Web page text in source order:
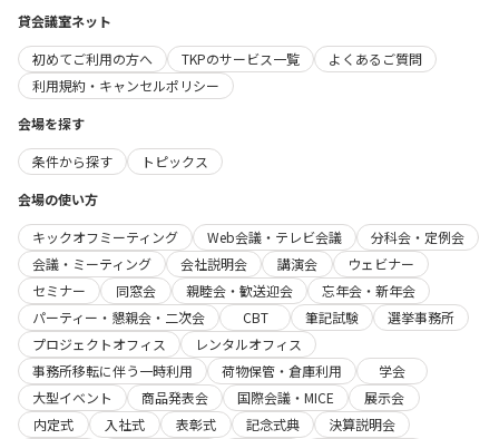
貸会議室ネット
初めてご利用の方へ
TKPのサービス一覧
よくあるご質問
利用規約・キャンセルポリシー
会場を探す
条件から探す
トピックス
会場の使い方
キックオフミーティング
Web会議・テレビ会議
分科会・定例会
会議・ミーティング
会社説明会 講演会
ウェビナー
セミナー
同窓会 親睦会・歓送迎会
忘年会・新年会
パーティー・懇親会・二次会
CBT 筆記試験
選挙事務所
プロジェクトオフィス
レンタルオフィス
事務所移転に伴う一時利用
荷物保管・倉庫利用
学会
大型イベント
商品発表会 国際会議・MICE
展示会
内定式
入社式 表彰式 記念式典
決算説明会